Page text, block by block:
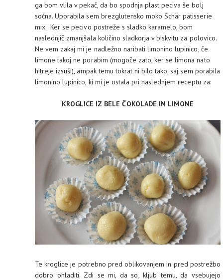
ga bom vlila v pekač, da bo spodnja plast peciva še bolj
sočna.Uporabila sem brezglutensko moko Schär patisserie
mix. Ker se pecivo postreže s sladko karamelo, bom
naslednjič zmanjšala količino sladkorja v biskvitu za polovico.
Ne vem zakaj mi je nadležno naribati limonino lupinico, če
limone takoj ne porabim (mogoče zato, ker se limona nato
hitreje izsuši), ampak temu tokrat ni bilo tako, saj sem porabila
limonino lupinico, ki mi je ostala pri naslednjem receptu za:
KROGLICE IZ BELE ČOKOLADE IN LIMONE
Te kroglice je potrebno pred oblikovanjem in pred postrežbo
dobro ohladiti. Zdi se mi, da so, kljub temu, da vsebujejo